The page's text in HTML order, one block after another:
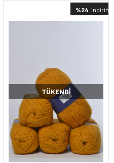
%24 indirimli
TÜKENDI